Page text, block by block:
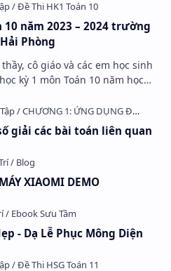
10 năm 2023 – 2024 trường
Phòng
cô giáo và các em học sinh
kỳ 1 môn Toán 10 năm học
giải các bài toán liên quan
XIAOMI DEMO
- Dạ Lễ Phục Mông Diện